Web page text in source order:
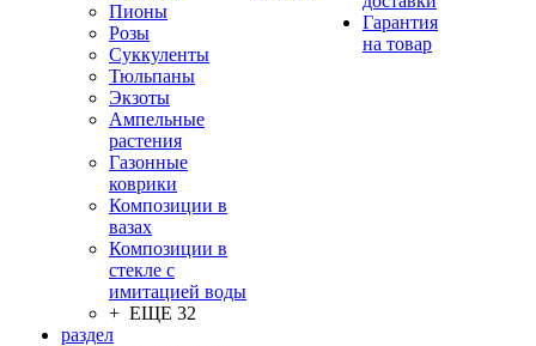
Пионы
Розы
Суккуленты
Тюльпаны
Экзоты
Ампельные
растения
Газонные
коврики
Композиции в
вазах
Композиции в
стекле с
имитацией воды
+ ЕЩЕ 32
раздел
Гарантия
на товар